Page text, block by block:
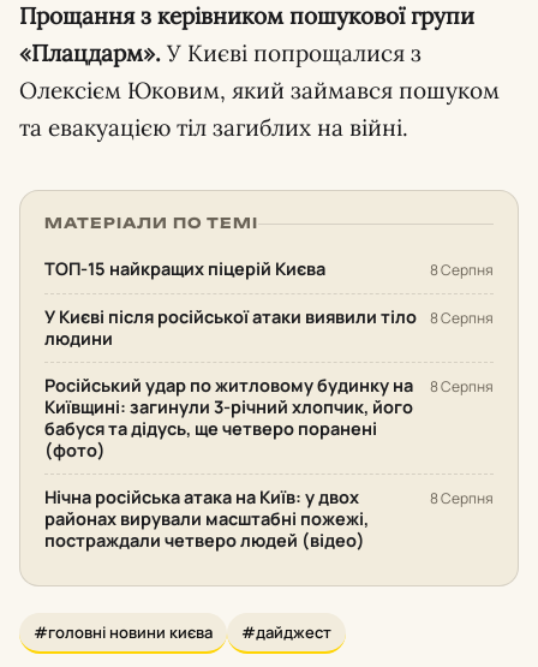
Прощання з керівником пошукової групи
«Плацдарм». У Києві попрощалися з
Олексієм Юковим, який займався пошуком
та евакуацією тіл загиблих на війні.
МАТЕРІАЛИ ПО ТЕМІ
ТОП-15 найкращих піцерій Києва 8 Серпня
У Києві після російської атаки виявили тіло
людини
8 Серпня
Російський удар по житловому будинку на
Київщині: загинули 3-річний хлопчик, його
бабуся та дідусь, ще четверо поранені
(фото)
8 Серпня
Нічна російська атака на Київ: у двох
районах вирували масштабні пожежі,
постраждали четверо людей (відео)
8 Серпня
#головні новини києва #дайджест